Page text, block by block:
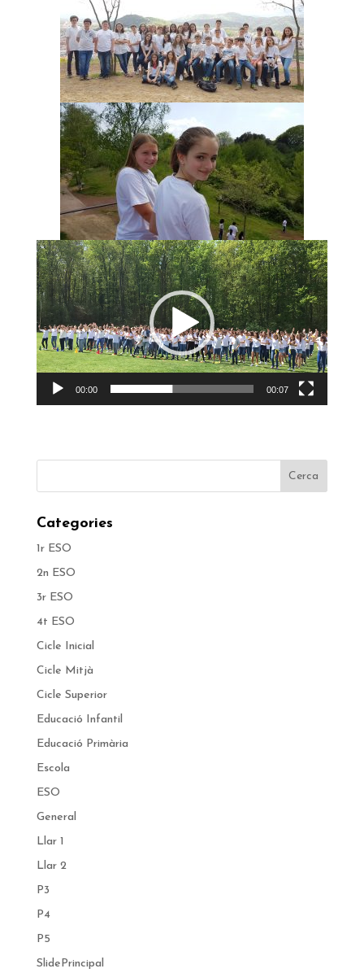
Reproductor
de
vídeo
00:00 00:07
Categories
1r ESO
2n ESO
3r ESO
4t ESO
Cicle Inicial
Cicle Mitjà
Cicle Superior
Educació Infantil
Educació Primària
Escola
ESO
General
Llar 1
Llar 2
P3
P4
P5
SlidePrincipal